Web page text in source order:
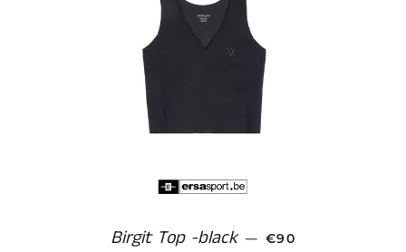
Birgit Top -black — NORMALE PRIJS
€90